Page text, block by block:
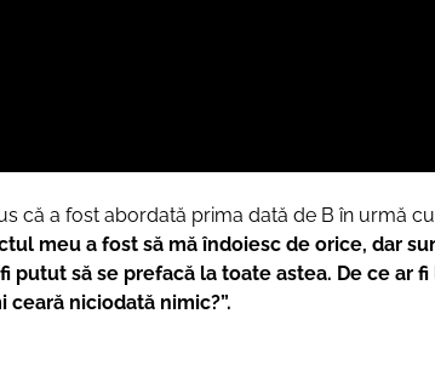
că a fost abordată prima dată de B în urmă
meu a fost să mă îndoiesc de orice, dar
putut să se prefacă la toate astea. De ce ar
niciodată nimic?”.